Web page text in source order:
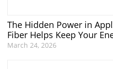
The Hidden Power in
Fiber Helps Keep Your
March 24, 2026